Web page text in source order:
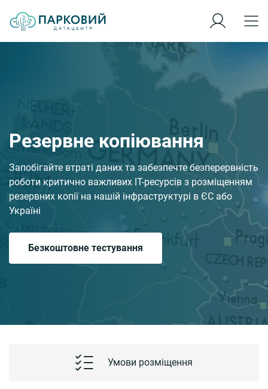
Резервне копіювання
Запобігайте втраті даних та забезпечте безперервність
роботи критично важливих ІТ-ресурсів з розміщенням
резервних копії на нашій інфраструктурі в ЄС або
Україні
Безкоштовне тестування
Умови розміщення